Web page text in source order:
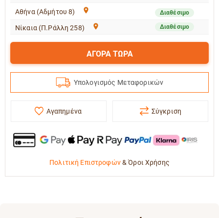
Αθήνα (Αδμήτου 8) Διαθέσιμο
Νίκαια (Π.Ράλλη 258) Διαθέσιμο
ΑΓΟΡΑ ΤΩΡΑ
Υπολογισμός Μεταφορικών
Αγαπημένα Σύγκριση
Πολιτική Επιστροφών&Όροι Χρήσης